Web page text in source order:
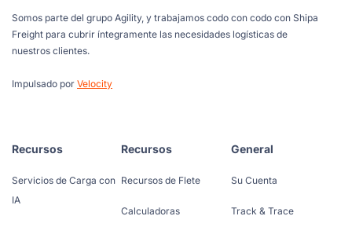
Somos parte del grupo Agility, y trabajamos codo con codo con Shipa
Freight para cubrir íntegramente las necesidades logísticas de
nuestros clientes.
Impulsado por Velocity
Recursos
Servicios de Carga con
IA
Recursos
Recursos de Flete
Calculadoras
General
Su Cuenta
Track & Trace